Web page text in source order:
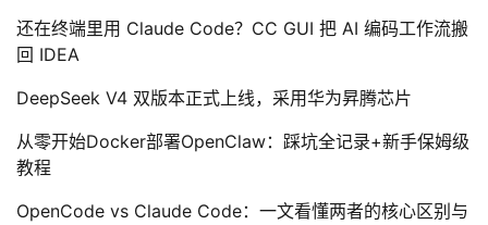
还在终端里用 Claude Code？CC GUI 把 AI 编码工作流搬
回 IDEA
DeepSeek V4 双版本正式上线，采用华为昇腾芯片
从零开始Docker部署OpenClaw：踩坑全记录+新手保姆级
教程
OpenCode vs Claude Code：一文看懂两者的核心区别与